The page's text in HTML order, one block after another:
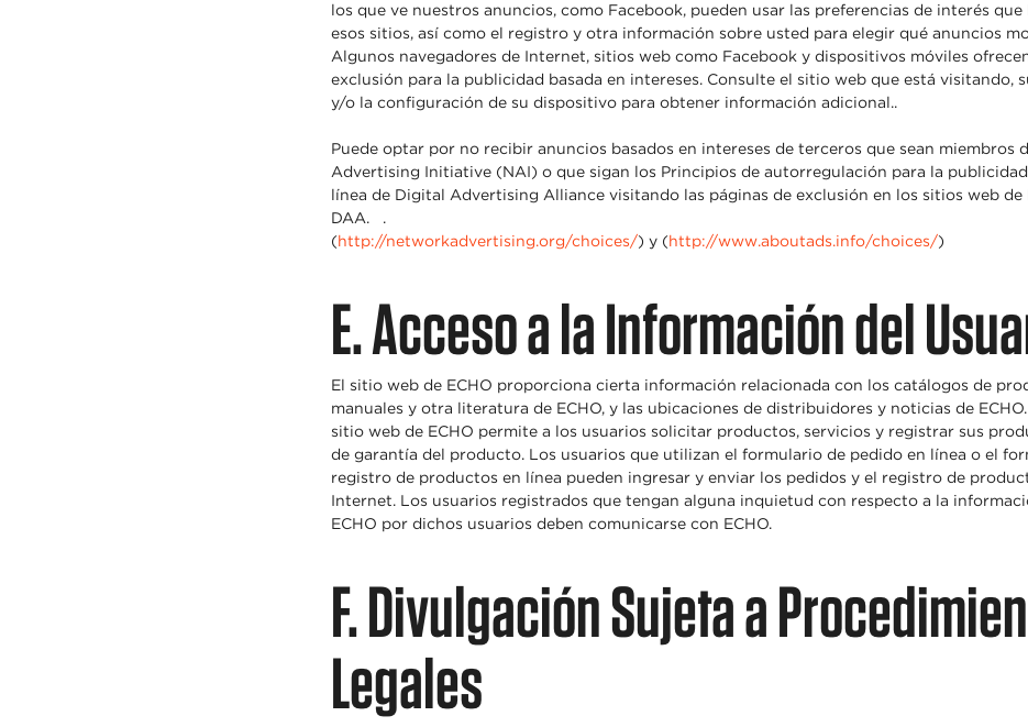
los que ve nuestros anuncios, como Facebook, pueden usar las preferencias de interés que
esos sitios, así como el registro y otra información sobre usted para elegir qué anuncios
Algunos navegadores de Internet, sitios web como Facebook y dispositivos móviles
exclusión para la publicidad basada en intereses. Consulte el sitio web que está visitando,
y/o la configuración de su dispositivo para obtener información adicional..
Puede optar por no recibir anuncios basados en intereses de terceros que sean miembros
Advertising Initiative (NAI) o que sigan los Principios de autorregulación para la
línea de Digital Advertising Alliance visitando las páginas de exclusión en los sitios web de
DAA. .
(http://networkadvertising.org/choices/) y (http://www.aboutads.info/choices/)
E. Acceso a la Información del
El sitio web de ECHO proporciona cierta información relacionada con los catálogos de
manuales y otra literatura de ECHO, y las ubicaciones de distribuidores y noticias de
sitio web de ECHO permite a los usuarios solicitar productos, servicios y registrar sus
de garantía del producto. Los usuarios que utilizan el formulario de pedido en línea o el
registro de productos en línea pueden ingresar y enviar los pedidos y el registro de
Internet. Los usuarios registrados que tengan alguna inquietud con respecto a la
ECHO por dichos usuarios deben comunicarse con ECHO.
F. Divulgación Sujeta a
Legales